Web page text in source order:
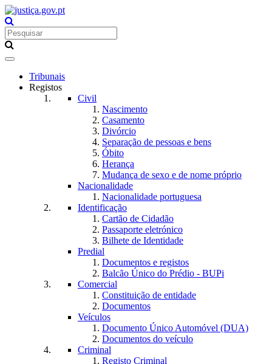
Toggle
navigationTribunais
Registos
Civil
Nascimento
Casamento
Divórcio
Separação de pessoas e bens
Óbito
Herança
Mudança de sexo e de nome próprio
Nacionalidade
Nacionalidade portuguesa
Identificação
Cartão de Cidadão
Passaporte eletrónico
Bilhete de Identidade
Predial
Documentos e registos
Balcão Único do Prédio - BUPi
Comercial
Constituição de entidade
Documentos
Veículos
Documento Único Automóvel (DUA)
Documentos do veículo
Criminal
Registo Criminal